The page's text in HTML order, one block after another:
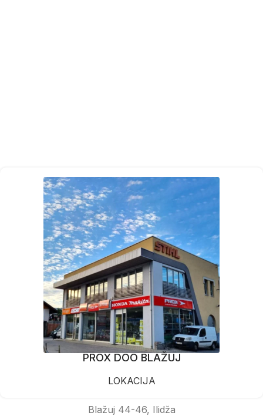
PROX DOO BLAŽUJ
LOKACIJA
Blažuj 44-46, Ilidža